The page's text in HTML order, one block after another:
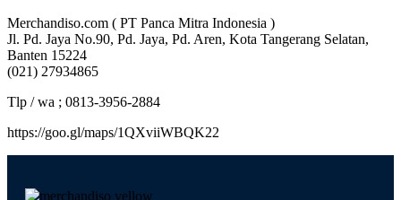
Merchandiso.com ( PT Panca Mitra Indonesia )
Jl. Pd. Jaya No.90, Pd. Jaya, Pd. Aren, Kota Tangerang Selatan,
Banten 15224
(021) 27934865
Tlp / wa ; 0813-3956-2884
https://goo.gl/maps/1QXviiWBQK22